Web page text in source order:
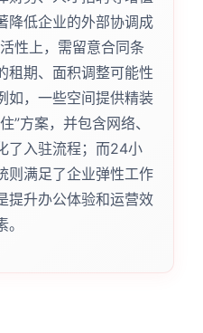
降低企业的外部协调成
性上，需留意合同条
租期、面积调整可能性
如，一些空间提供精装
”方案，并包含网络、
了入驻流程；而24小
则满足了企业弹性工作
提升办公体验和运营效